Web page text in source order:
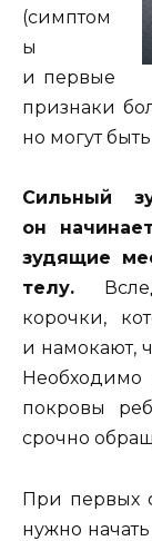
(симптом
ы
и первые
признаки
но могут
Сильный
он
зудящие
телу.
корочки,
и намокают,
Необходимо
покровы
срочно
При первых
нужно